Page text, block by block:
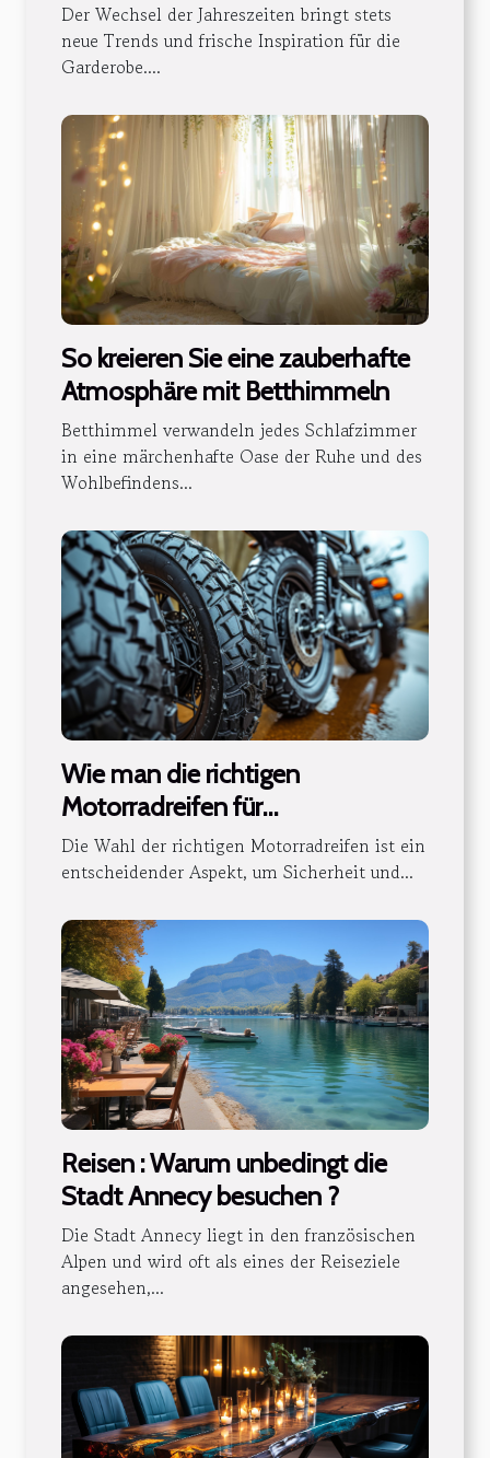
Der Wechsel der Jahreszeiten bringt stets
neue Trends und frische Inspiration für die
Garderobe....
So kreieren Sie eine zauberhafte
Atmosphäre mit Betthimmeln
Betthimmel verwandeln jedes Schlafzimmer
in eine märchenhafte Oase der Ruhe und des
Wohlbefindens...
Wie man die richtigen
Motorradreifen für
unterschiedliche
Fahrbahnbedingungen auswählt
Die Wahl der richtigen Motorradreifen ist ein
entscheidender Aspekt, um Sicherheit und...
Reisen : Warum unbedingt die
Stadt Annecy besuchen ?
Die Stadt Annecy liegt in den französischen
Alpen und wird oft als eines der Reiseziele
angesehen,...